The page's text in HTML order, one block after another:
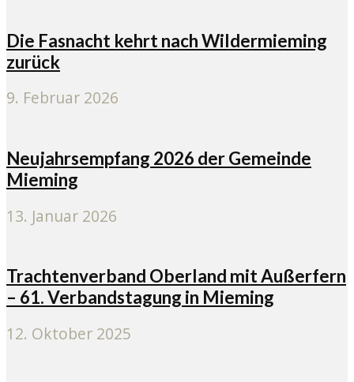
Die Fasnacht kehrt nach Wildermieming
zurück
9. Februar 2026
Neujahrsempfang 2026 der Gemeinde
Mieming
13. Januar 2026
Trachtenverband Oberland mit Außerfern
– 61. Verbandstagung in Mieming
12. Oktober 2025